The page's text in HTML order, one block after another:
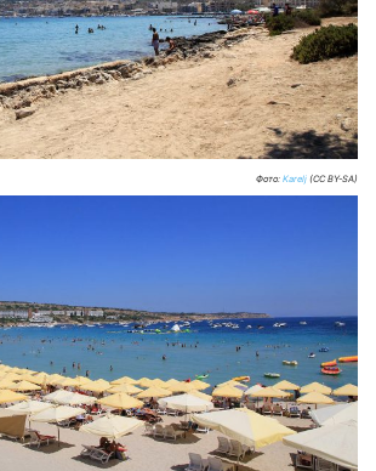
Фото: Karelj (CC BY-SA)